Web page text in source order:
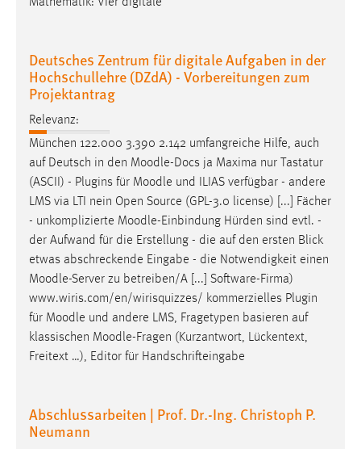
Deutsches Zentrum für digitale Aufgaben in der
Hochschullehre (DZdA) - Vorbereitungen zum
Projektantrag
Relevanz:
München 122.000 3.390 2.142 umfangreiche Hilfe, auch
auf Deutsch in den Moodle-Docs ja Maxima nur Tastatur
(ASCII) - Plugins für Moodle und ILIAS verfügbar - andere
LMS via LTI nein Open Source (GPL-3.0 license) [...] Fächer
- unkomplizierte Moodle-Einbindung Hürden sind evtl. -
der Aufwand für die Erstellung - die auf den ersten Blick
etwas abschreckende Eingabe - die Notwendigkeit einen
Moodle-Server zu betreiben/A [...] Software-Firma)
www.wiris.com/en/wirisquizzes/ kommerzielles Plugin
für Moodle und andere LMS, Fragetypen basieren auf
klassischen Moodle-Fragen (Kurzantwort, Lückentext,
Freitext …), Editor für Handschrifteingabe
Abschlussarbeiten | Prof. Dr.-Ing. Christoph P.
Neumann